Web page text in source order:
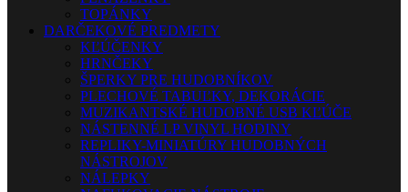
TOPÁNKY
DARČEKOVÉ PREDMETY
KĽÚČENKY
HRNČEKY
ŠPERKY PRE HUDOBNÍKOV
PLECHOVÉ TABUĽKY, DEKORÁCIE
MUZIKANTSKÉ HUDOBNÉ USB KĽÚČE
NÁSTENNÉ LP VINYL HODINY
REPLIKY-MINIATÚRY HUDOBNÝCH
NÁSTROJOV
NÁLEPKY